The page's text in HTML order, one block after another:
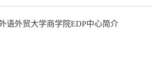
迅猛发展的背景下，对高素质、国际化的财经和
语外贸大学商学院EDP中心简介